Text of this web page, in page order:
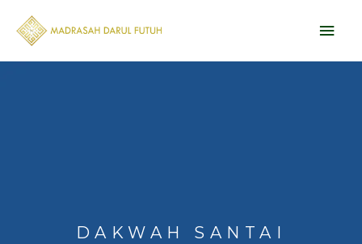
content
Main
DAKWAH SANTAI